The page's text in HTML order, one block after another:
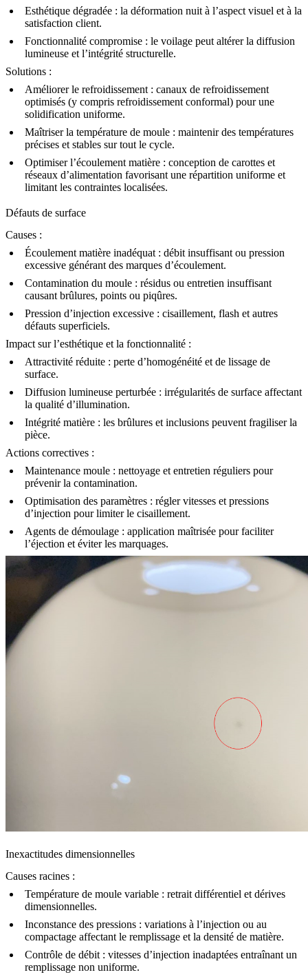
Esthétique dégradée : la déformation nuit à l’aspect visuel et à la
satisfaction client.
Fonctionnalité compromise : le voilage peut altérer la diffusion
lumineuse et l’intégrité structurelle.
Solutions :
Améliorer le refroidissement : canaux de refroidissement
optimisés (y compris refroidissement conformal) pour une
solidification uniforme.
Maîtriser la température de moule : maintenir des températures
précises et stables sur tout le cycle.
Optimiser l’écoulement matière : conception de carottes et
réseaux d’alimentation favorisant une répartition uniforme et
limitant les contraintes localisées.
Défauts de surface
Causes :
Écoulement matière inadéquat : débit insuffisant ou pression
excessive générant des marques d’écoulement.
Contamination du moule : résidus ou entretien insuffisant
causant brûlures, points ou piqûres.
Pression d’injection excessive : cisaillement, flash et autres
défauts superficiels.
Impact sur l’esthétique et la fonctionnalité :
Attractivité réduite : perte d’homogénéité et de lissage de
surface.
Diffusion lumineuse perturbée : irrégularités de surface affectant
la qualité d’illumination.
Intégrité matière : les brûlures et inclusions peuvent fragiliser la
pièce.
Actions correctives :
Maintenance moule : nettoyage et entretien réguliers pour
prévenir la contamination.
Optimisation des paramètres : régler vitesses et pressions
d’injection pour limiter le cisaillement.
Agents de démoulage : application maîtrisée pour faciliter
l’éjection et éviter les marquages.
Inexactitudes dimensionnelles
Causes racines :
Température de moule variable : retrait différentiel et dérives
dimensionnelles.
Inconstance des pressions : variations à l’injection ou au
compactage affectant le remplissage et la densité de matière.
Contrôle de débit : vitesses d’injection inadaptées entraînant un
remplissage non uniforme.